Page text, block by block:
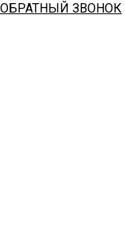
ОБРАТНЫЙ ЗВОНОК